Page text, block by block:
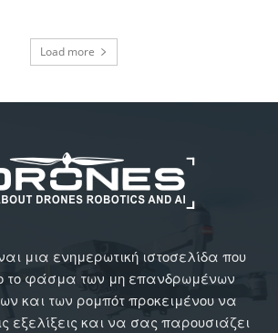
Load more
μια ενημερωτική ιστοσελίδα που
το φάσμα των μη επανδρωμένων
και των ρομπότ προκειμένου να
εξελίξεις και να σας παρουσιάζει